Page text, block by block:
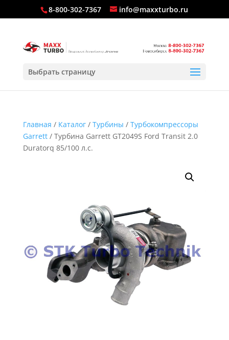
8-800-302-7367 info@maxxturbo.ru
Выбрать страницу
Главная / Каталог/ Турбины / Турбокомпрессоры
Garrett/ Турбина Garrett GT2049S Ford Transit 2.0
Duratorq 85/100 л.с.